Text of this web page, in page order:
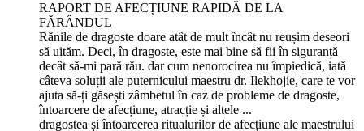
RAPORT DE AFECȚIUNE RAPIDĂ DE LA
FĂRÂNDUL
Rănile de dragoste doare atât de mult încât nu reușim deseori
să uităm. Deci, în dragoste, este mai bine să fii în siguranță
decât să-mi pară rău. dar cum nenorocirea nu împiedică, iată
câteva soluții ale puternicului maestru dr. Ilekhojie, care te vor
ajuta să-ți găsești zâmbetul în caz de probleme de dragoste,
întoarcere de afecțiune, atracție și altele ...
dragostea și întoarcerea ritualurilor de afecțiune ale maestrului